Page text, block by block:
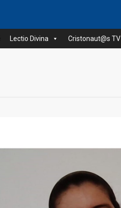
Lectio Divina Cristonaut@s TV